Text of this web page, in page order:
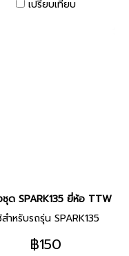
เปรียบเทียบ
ด SPARK135 ยี่ห้อ TTW /
สำหรับรถรุ่น SPARK135
฿150